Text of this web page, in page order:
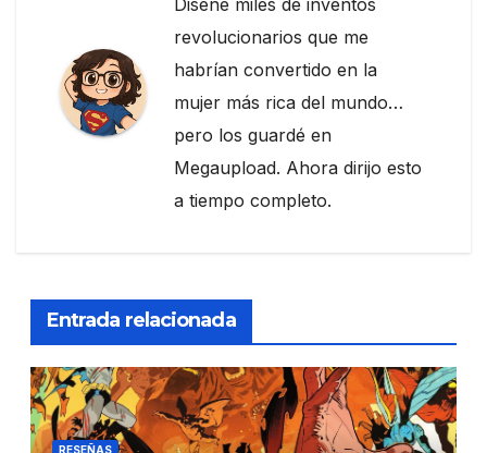
Diseñé miles de inventos
revolucionarios que me
habrían convertido en la
mujer más rica del mundo…
pero los guardé en
Megaupload. Ahora dirijo esto
a tiempo completo.
Entrada relacionada
RESEÑAS